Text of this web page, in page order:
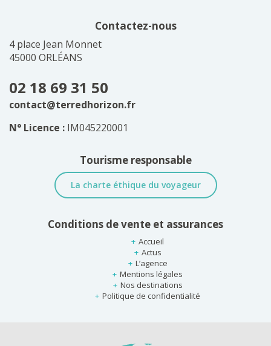
Contactez-nous
4 place Jean Monnet
45000 ORLÉANS
02 18 69 31 50
contact@terredhorizon.fr
N° Licence : IM045220001
Tourisme responsable
La charte éthique du voyageur
Conditions de vente et assurances
Accueil
Actus
L’agence
Mentions légales
Nos destinations
Politique de confidentialité